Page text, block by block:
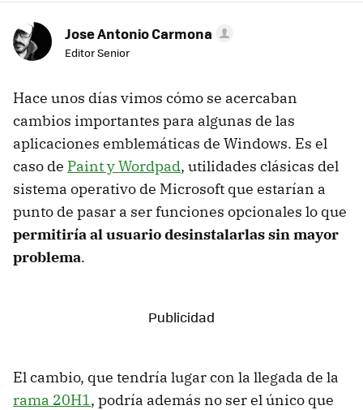
Jose Antonio Carmona
Editor Senior
Hace unos días vimos cómo se acercaban
cambios importantes para algunas de las
aplicaciones emblemáticas de Windows. Es el
caso de Paint y Wordpad, utilidades clásicas del
sistema operativo de Microsoft que estarían a
punto de pasar a ser funciones opcionales lo que
permitiría al usuario desinstalarlas sin mayor
problema.
El cambio, que tendría lugar con la llegada de la
rama 20H1, podría además no ser el único que